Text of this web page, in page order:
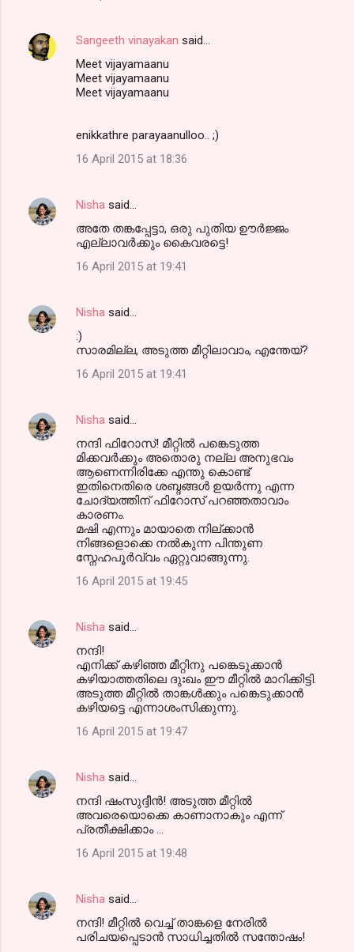
Sangeeth vinayakan said…
Meet vijayamaanu
Meet vijayamaanu
Meet vijayamaanu
enikkathre parayaanulloo.. ;)
16 April 2015 at 18:36
Nisha said…
അതേ തങ്കപ്പേട്ടാ, ഒരു പുതിയ ഊര്‍ജ്ജം
എല്ലാവര്‍ക്കും കൈവരട്ടെ!
16 April 2015 at 19:41
Nisha said…
:)
സാരമില്ല, അടുത്ത മീറ്റിലാവാം, എന്തേയ്?
16 April 2015 at 19:41
Nisha said…
നന്ദി ഫിറോസ്‌! മീറ്റില്‍ പങ്കെടുത്ത
മിക്കവര്‍ക്കും അതൊരു നല്ല അനുഭവം
ആണെന്നിരിക്കേ എന്തു കൊണ്ട്
ഇതിനെതിരെ ശബ്ദങ്ങള്‍ ഉയര്‍ന്നു എന്ന
ചോദ്യത്തിന് ഫിറോസ്‌ പറഞ്ഞതാവാം
കാരണം.
മഷി എന്നും മായാതെ നില്ക്കാന്‍
നിങ്ങളൊക്കെ നല്‍കുന്ന പിന്തുണ
സ്നേഹപൂര്‍വ്വം ഏറ്റുവാങ്ങുന്നു.
16 April 2015 at 19:45
Nisha said…
നന്ദി!
എനിക്ക് കഴിഞ്ഞ മീറ്റിനു പങ്കെടുക്കാന്‍
കഴിയാത്തതിലെ ദുഃഖം ഈ മീറ്റില്‍ മാറിക്കിട്ടി.
അടുത്ത മീറ്റില്‍ താങ്കള്‍ക്കും പങ്കെടുക്കാന്‍
കഴിയട്ടെ എന്നാശംസിക്കുന്നു.
16 April 2015 at 19:47
Nisha said…
നന്ദി ഷംസുദ്ദീന്‍! അടുത്ത മീറ്റില്‍
അവരെയൊക്കെ കാണാനാകും എന്ന്‍
പ്രതീക്ഷിക്കാം ...
16 April 2015 at 19:48
Nisha said…
നന്ദി! മീറ്റില്‍ വെച്ച് താങ്കളെ നേരില്‍
പരിചയപ്പെടാന്‍ സാധിച്ചതില്‍ സന്തോഷം!